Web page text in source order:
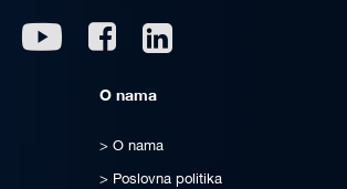
Youtube Facebook
O nama
O nama
Poslovna politika